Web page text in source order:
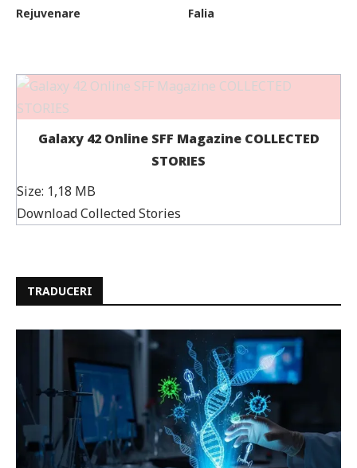
Rejuvenare Falia
Galaxy 42 Online SFF Magazine COLLECTED
STORIES
Size: 1,18 MB
Download Collected Stories
TRADUCERI